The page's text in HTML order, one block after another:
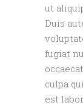
ut
Duis
fugiat
culpa
est